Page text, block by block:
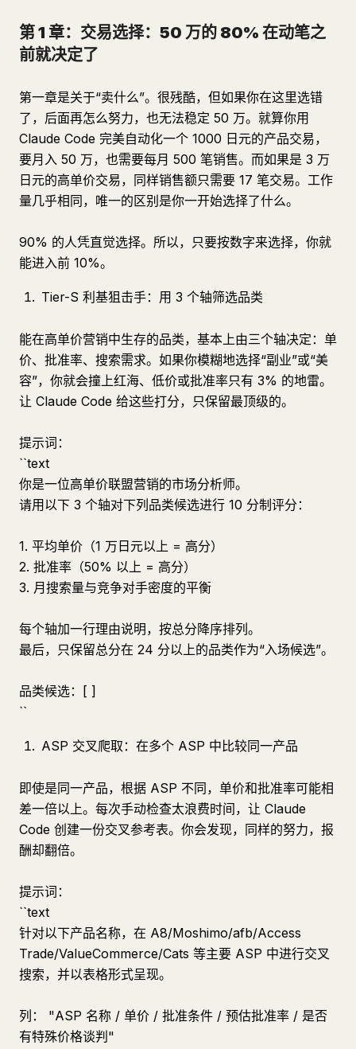
第 1 章：交易选择：50 万的 80% 在动笔之
前就决定了
第一章是关于“卖什么”。很残酷，但如果你在这里选错
了，后面再怎么努力，也无法稳定 50 万。就算你用
Claude Code 完美自动化一个 1000 日元的产品交易，
要月入 50 万，也需要每月 500 笔销售。而如果是 3 万
日元的高单价交易，同样销售额只需要 17 笔交易。工作
量几乎相同，唯一的区别是你一开始选择了什么。
90% 的人凭直觉选择。所以，只要按数字来选择，你就
能进入前 10%。
Tier-S 利基狙击手：用 3 个轴筛选品类
能在高单价营销中生存的品类，基本上由三个轴决定：单
价、批准率、搜索需求。如果你模糊地选择“副业”或“美
容”，你就会撞上红海、低价或批准率只有 3% 的地雷。
让 Claude Code 给这些打分，只保留最顶级的。
提示词：
``text
你是一位高单价联盟营销的市场分析师。
请用以下 3 个轴对下列品类候选进行 10 分制评分：
1. 平均单价（1 万日元以上 = 高分）
2. 批准率（50% 以上 = 高分）
3. 月搜索量与竞争对手密度的平衡
每个轴加一行理由说明，按总分降序排列。
最后，只保留总分在 24 分以上的品类作为“入场候选”。
品类候选：[ ]
``
ASP 交叉爬取：在多个 ASP 中比较同一产品
即使是同一产品，根据 ASP 不同，单价和批准率可能相
差一倍以上。每次手动检查太浪费时间，让 Claude
Code 创建一份交叉参考表。你会发现，同样的努力，报
酬却翻倍。
提示词：
``text
针对以下产品名称，在 A8/Moshimo/afb/Access
Trade/ValueCommerce/Cats 等主要 ASP 中进行交叉
搜索，并以表格形式呈现。
列： "ASP 名称 / 单价 / 批准条件 / 预估批准率 / 是否
有特殊价格谈判"